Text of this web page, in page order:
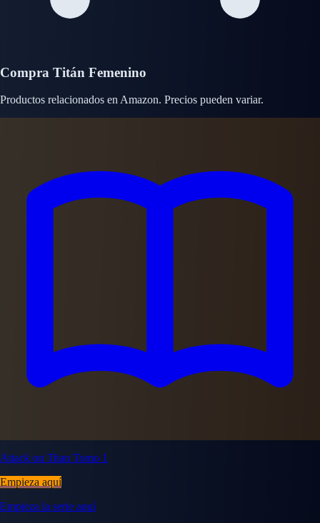
Compra Titán Femenino
Productos relacionados en Amazon. Precios pueden variar.
Attack on Titan Tomo 1
Empieza aquí
Empieza la serie aquí